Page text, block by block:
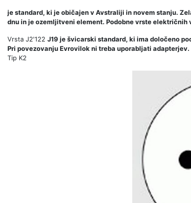
je standard, ki je običajen v Avstraliji in novem stanju.
dnu in je ozemljitveni element. Podobne vrste
Vrsta J2'122 J19 je švicarski standard, ki ima določeno
Pri povezovanju Evrovilok ni treba uporabljati adapterjev.
Tip K2